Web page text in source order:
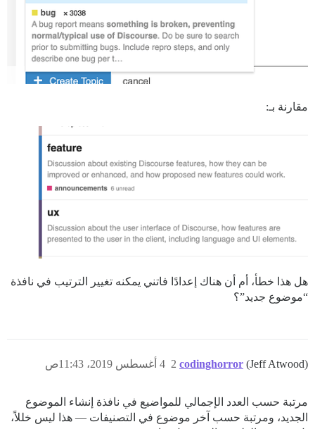
مقارنة بـ:
هل هذا خطأ، أم أن هناك إعدادًا فاتني يمكنه تغيير الترتيب في نافذة
“موضوع جديد”؟
codinghorror (Jeff Atwood) 4 أغسطس 2019، 11:43ص 2
مرتبة حسب العدد الإجمالي للمواضيع في نافذة إنشاء الموضوع
الجديد، ومرتبة حسب آخر موضوع في التصنيفات — هذا ليس خللاً،